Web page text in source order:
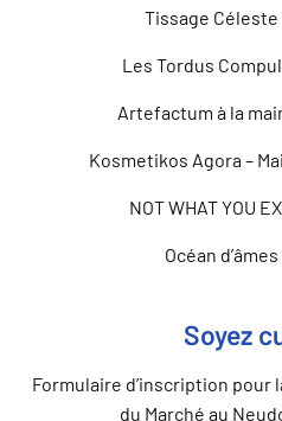
Tissage Céleste
Les Tordus
Artefactum à la
Kosmetikos Agora –
NOT WHAT YOU
Océan
Soyez
Formulaire d’inscription pour
du Marché au